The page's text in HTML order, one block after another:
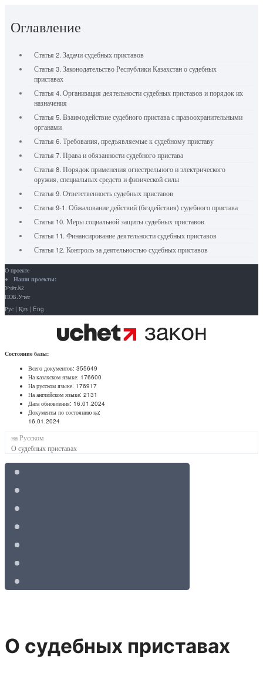
Оглавление
Статья 2. Задачи судебных приставов
Статья 3. Законодательство Республики Казахстан о судебных
приставах
Статья 4. Организация деятельности судебных приставов и порядок их
назначения
Статья 5. Взаимодействие судебного пристава с правоохранительными
органами
Статья 6. Требования, предъявляемые к судебному приставу
Статья 7. Права и обязанности судебного пристава
Статья 8. Порядок применения огнестрельного и электрического
оружия, специальных средств и физической силы
Статья 9. Ответственность судебных приставов
Статья 9-1. Обжалование действий (бездействия) судебного пристава
Статья 10. Меры социальной защиты судебных приставов
Статья 11. Финансирование деятельности судебных приставов
Статья 12. Контроль за деятельностью судебных приставов
О проекте
Наши проекты:
Учёт.kz
ПОБ.Учёт
Рус | Қаз | Eng
Состояние базы:
Всего документов: 355649
На казахском языке: 176600
На русском языке: 176917
На английском языке: 2131
Дата обновления: 16.01.2024
Документы по состоянию на:
16.01.2024
на Русском
О судебных приставах
О судебных приставах